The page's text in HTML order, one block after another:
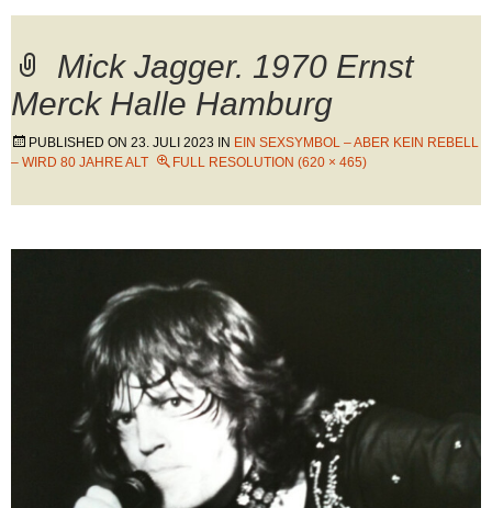
Mick Jagger. 1970 Ernst
Merck Halle Hamburg
PUBLISHED ON 23. JULI 2023 IN EIN SEXSYMBOL – ABER KEIN REBELL
– WIRD 80 JAHRE ALT
FULL RESOLUTION (620 × 465)